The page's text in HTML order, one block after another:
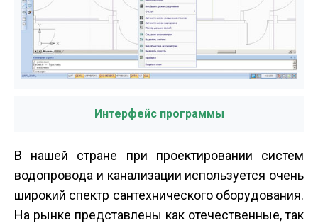
Интерфейс программы
В нашей стране при проектировании систем
водопровода и канализации используется очень
широкий спектр сантехнического оборудования.
На рынке представлены как отечественные, так